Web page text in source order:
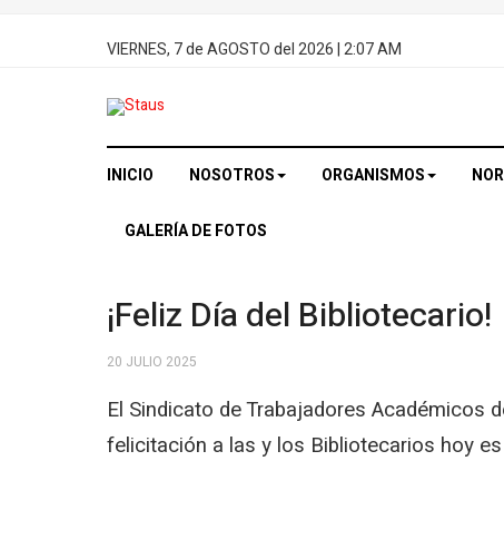
VIERNES, 7 de AGOSTO del 2026| 2:07 AM
INICIO NOSOTROS ORGANISMOS
GALERÍA DE FOTOS
¡Feliz Día del Bibliotecario!
20 JULIO 2025
El Sindicato de Trabajadores Académicos
felicitación a las y los Bibliotecarios hoy
"Ciencia y